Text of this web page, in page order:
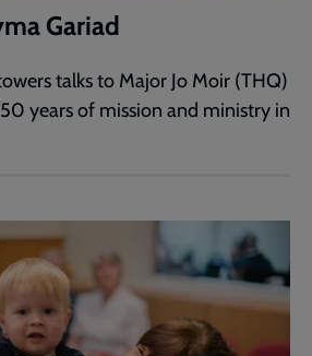
Gariad
talks to Major Jo Moir (THQ)
years of mission and ministry in